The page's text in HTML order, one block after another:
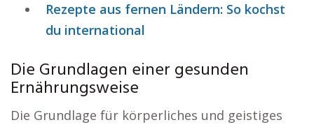
Rezepte aus fernen Ländern: So kochst
du international
Die Grundlagen einer gesunden
Ernährungsweise
Die Grundlage für körperliches und geistiges